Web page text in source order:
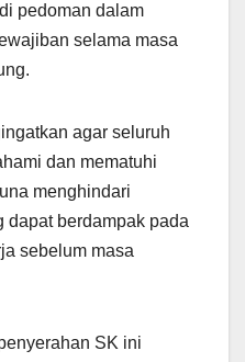
pedoman dalam
selama masa
agar seluruh
dan mematuhi
menghindari
dapat berdampak pada
sebelum masa
SK ini